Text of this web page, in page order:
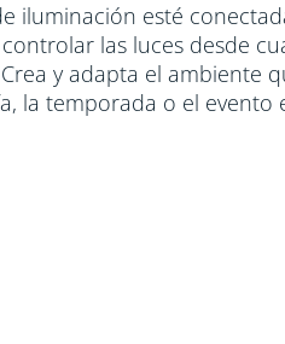
iluminación esté
las luces desde
y adapta el ambiente
la temporada o el evento